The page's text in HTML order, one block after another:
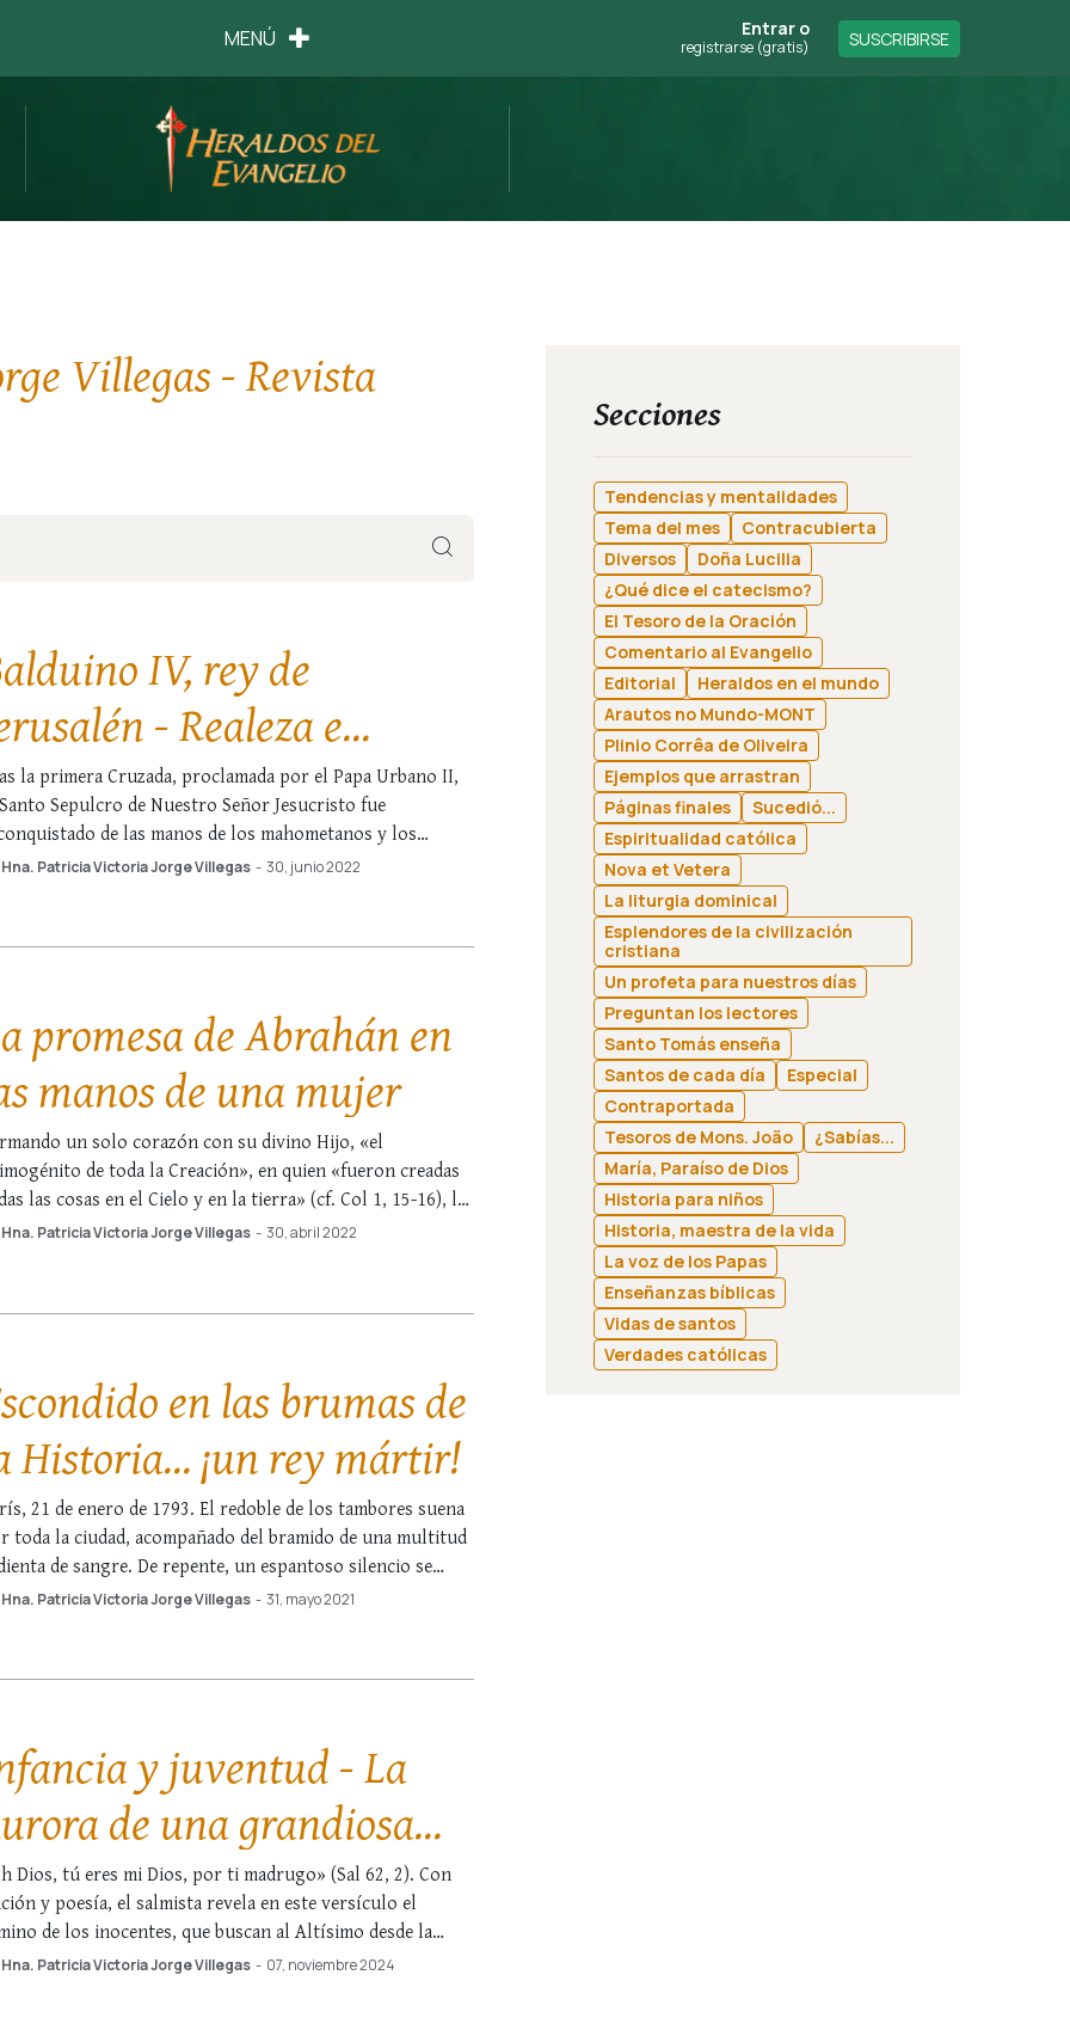
MENÚ Entrar o
registrarse (gratis) SUSCRIBIRSE
Villegas - Revista
IV, rey de
- Realeza e
se abrazan
la primera Cruzada, proclamada por el Papa Urbano II,
Sepulcro de Nuestro Señor Jesucristo fue
de las manos de los mahometanos y los
fundaron un reino en Jerusalén. Por su augusto
Hna. Patricia Victoria Jorge Villegas - 30, junio 2022
promesa de Abrahán en
manos de una mujer
un solo corazón con su divino Hijo, «el
de toda la Creación», en quien «fueron creadas
las cosas en el Cielo y en la tierra» (cf. Col 1, 15-16), la
Virgen es el eje en torno al cual giran los
Hna. Patricia Victoria Jorge Villegas - 30, abril 2022
en las brumas de
Historia… ¡un rey mártir!
21 de enero de 1793. El redoble de los tambores suena
toda la ciudad, acompañado del bramido de una multitud
de sangre. De repente, un espantoso silencio se
de la plaza cuando el criminal llega al cadalso.
Hna. Patricia Victoria Jorge Villegas - 31, mayo 2021
y juventud - La
de una grandiosa
Dios, tú eres mi Dios, por ti madrugo» (Sal 62, 2). Con
y poesía, el salmista revela en este versículo el
de los inocentes, que buscan al Altísimo desde la
de sus vidas. En efecto, así como el amanecer
Hna. Patricia Victoria Jorge Villegas - 07, noviembre 2024
Secciones
Tendencias y mentalidades
Tema del mes
Contracubierta
Diversos
Doña Lucilia
¿Qué dice el catecismo?
El Tesoro de la Oración
Comentario al Evangelio
Editorial
Heraldos en el mundo
Arautos no Mundo-MONT
Plinio Corrêa de Oliveira
Ejemplos que arrastran
Páginas finales
Sucedió...
Espiritualidad católica
Nova et Vetera
La liturgia dominical
Esplendores de la civilización
cristiana
Un profeta para nuestros días
Preguntan los lectores
Santo Tomás enseña
Santos de cada día
Especial
Contraportada
Tesoros de Mons. João
¿Sabías...
María, Paraíso de Dios
Historia para niños
Historia, maestra de la vida
La voz de los Papas
Enseñanzas bíblicas
Vidas de santos
Verdades católicas